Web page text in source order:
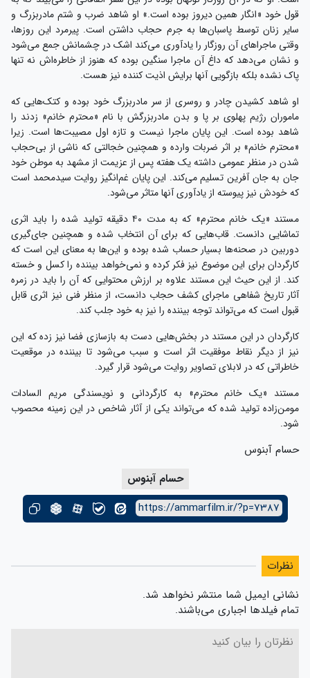
قول خود «انگار همین دیروز بوده است.» او شاهد ضرب و شتم مادربزرگ و
سایر زنان توسط پاسبان‌ها به جرم حجاب داشتن است. پیرمرد این روزها،
وقتی ماجراهای آن روزگار را یادآوری می‌کند اشک در چشمانش جمع می‌شود
و نشان می‌دهد که داغ آن ماجرا سنگین بوده که هنوز از خاطره‌اش نه تنها
پاک نشده بلکه بازگویی آنها برایش اذیت کننده نیز هست.
او شاهد کشیدن چادر و روسری از سر مادربزرگ خود بوده و کتک‌هایی که
ماموران رژیم پهلوی بر پا و بدن مادربزرگش با نام «محترم خانم» زدند را
شاهد بوده است. این پایان ماجرا نیست و تازه اول مصیبت‌ها است. زیرا
«محترم خانم» بر اثر ضربات وارده و همچنین خجالتی که ناشی از بی‌حجاب
شدن در منظر عمومی داشته یک هفته پس از عزیمت از مشهد به موطن خود
جان به جان آفرین تسلیم می‌کند. این پایان غم‌انگیز روایت سیدمحمد است
که خودش نیز پیوسته از یادآوری آنها متاثر می‌شود.
مستند «یک خانم محترم» که به مدت ۴۰ دقیقه تولید شده را باید اثری
تماشایی دانست. قاب‌هایی که برای آن انتخاب شده و همچنین جای‌گیری
دوربین در صحنه‌ها بسیار حساب شده بوده و این‌ها به معنای این است که
کارگردان برای این موضوع نیز فکر کرده و نمی‌خواهد بیننده را کسل و خسته
کند. از این حیث این مستند علاوه بر ارزش محتوایی که آن را باید در زمره
آثار تاریخ شفاهی ماجرای کشف حجاب دانست، از منظر فنی نیز اثری قابل
قبول است که می‌تواند توجه بیننده را نیز به خود جلب کند.
کارگردان در این مستند در بخش‌هایی دست به بازسازی فضا نیز زده که این
نیز از دیگر نقاط موفقیت اثر است و سبب می‌شود تا بیننده در موقعیت
خاطراتی که در لابلای تصاویر روایت می‌شود قرار گیرد.
مستند «یک خانم محترم» به کارگردانی و نویسندگی مریم السادات
مومن‌زاده تولید شده که می‌تواند یکی از آثار شاخص در این زمینه محصوب
شود.
حسام آبنوس
حسام آبنوس
https://ammarfilm.ir/?p=7387
نظرات
نشانی ایمیل شما منتشر نخواهد شد.
تمام فیلدها اجباری می‌باشند.